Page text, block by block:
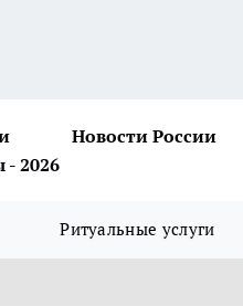
Новости России
2026
Ритуальные услуги